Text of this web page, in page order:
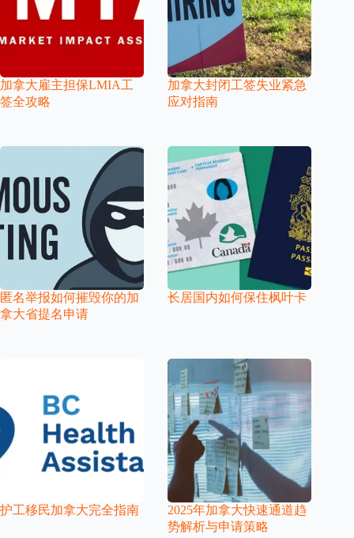
加拿大雇主担保LMIA工
签全攻略
加拿大封闭工签失业紧急
应对指南
匿名举报如何摧毁你的加
拿大省提名申请
长居国内如何保住枫叶卡
护工移民加拿大完全指南
2025年加拿大快速通道趋
势解析与申请策略